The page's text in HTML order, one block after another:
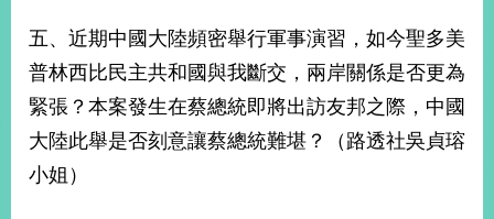
五、近期中國大陸頻密舉行軍事演習，如今聖多美
普林西比民主共和國與我斷交，兩岸關係是否更為
緊張？本案發生在蔡總統即將出訪友邦之際，中國
大陸此舉是否刻意讓蔡總統難堪？（路透社吳貞瑢
小姐）